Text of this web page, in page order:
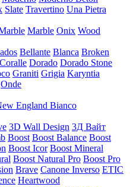
Slate Travertino Una Pietra
Marble Onix Wood
Bellante Blanca Broken
Coralle Dorado Dorado Stone
Graniti Grigia Karyntia
Onde
England Bianco
3D Wall Design 3Д Вайт
Boost Boost Balance Boost
Boost Icor Boost Mineral
Boost Natural Pro Boost Pro
Brave Canone Inverso ETIC
Heartwood